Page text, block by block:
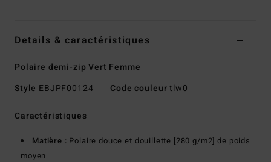
Details & caractéristiques
Polaire demi-zip Vert Femme
Style EBJPF00124 Code couleurtlw0
Caractéristiques
Matière : Polaire douce et douillette [280 g/m2] de poids
moyen